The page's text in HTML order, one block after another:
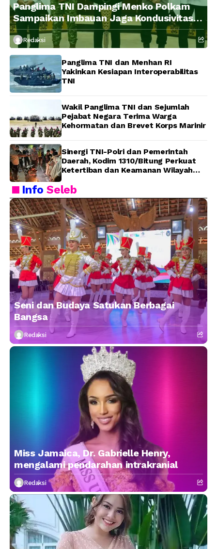
Panglima TNI Dampingi Menko Polkam
Sampaikan Imbauan Jaga Kondusivitas
Bangsa
Redaksi
Panglima TNI dan Menhan RI
Yakinkan Kesiapan Interoperabilitas
TNI
Wakil Panglima TNI dan Sejumlah
Pejabat Negara Terima Warga
Kehormatan dan Brevet Korps Marinir
Sinergi TNI-Polri dan Pemerintah
Daerah, Kodim 1310/Bitung Perkuat
Ketertiban dan Keamanan Wilayah
InfoSeleb
Seni dan Budaya Satukan Berbagai
Bangsa
Redaksi
Miss Jamaica, Dr. Gabrielle Henry,
mengalami pendarahan intrakranial
Redaksi